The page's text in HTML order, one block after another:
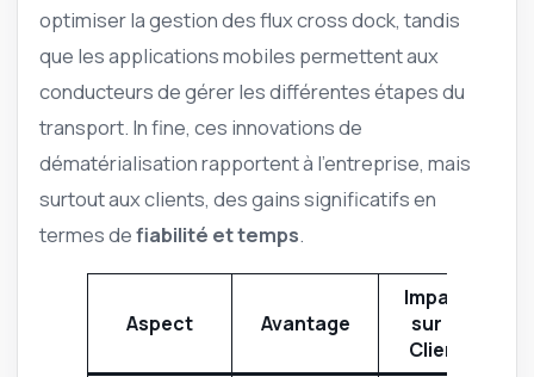
optimiser la gestion des flux cross dock, tandis
que les applications mobiles permettent aux
conducteurs de gérer les différentes étapes du
transport. In fine, ces innovations de
dématérialisation rapportent à l’entreprise, mais
surtout aux clients, des gains significatifs en
termes defiabilité et temps.
Aspect Avantage
Impact
sur le
Client